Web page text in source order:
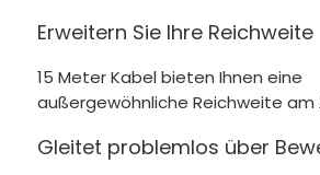
Erweitern Sie Ihre Reichweite
15 Meter Kabel bieten Ihnen eine
außergewöhnliche Reichweite
Gleitet problemlos über